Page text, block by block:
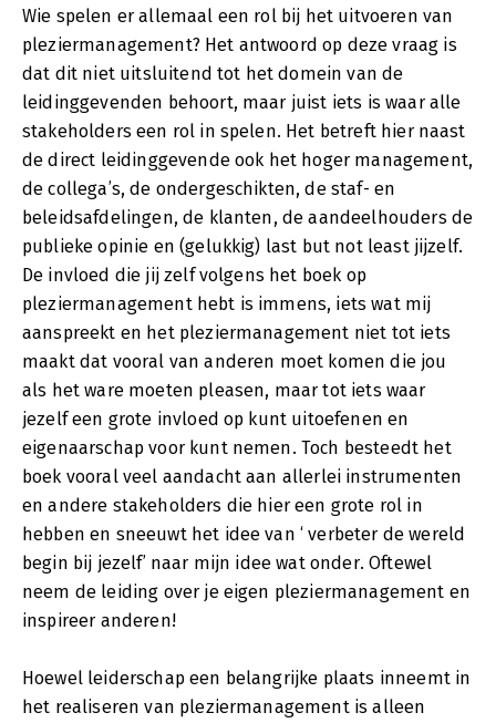
Wie spelen er allemaal een rol bij het uitvoeren van
pleziermanagement? Het antwoord op deze vraag is
dat dit niet uitsluitend tot het domein van de
leidinggevenden behoort, maar juist iets is waar alle
stakeholders een rol in spelen. Het betreft hier naast
de direct leidinggevende ook het hoger management,
de collega’s, de ondergeschikten, de staf- en
beleidsafdelingen, de klanten, de aandeelhouders de
publieke opinie en (gelukkig) last but not least jijzelf.
De invloed die jij zelf volgens het boek op
pleziermanagement hebt is immens, iets wat mij
aanspreekt en het pleziermanagement niet tot iets
maakt dat vooral van anderen moet komen die jou
als het ware moeten pleasen, maar tot iets waar
jezelf een grote invloed op kunt uitoefenen en
eigenaarschap voor kunt nemen. Toch besteedt het
boek vooral veel aandacht aan allerlei instrumenten
en andere stakeholders die hier een grote rol in
hebben en sneeuwt het idee van ‘ verbeter de wereld
begin bij jezelf’ naar mijn idee wat onder. Oftewel
neem de leiding over je eigen pleziermanagement en
inspireer anderen!
Hoewel leiderschap een belangrijke plaats inneemt in
het realiseren van pleziermanagement is alleen